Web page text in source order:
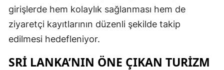
girişlerde hem kolaylık sağlanması hem de
ziyaretçi kayıtlarının düzenli şekilde takip
edilmesi hedefleniyor.
SRI LANKA’NIN ÖNE ÇIKAN TURIZM